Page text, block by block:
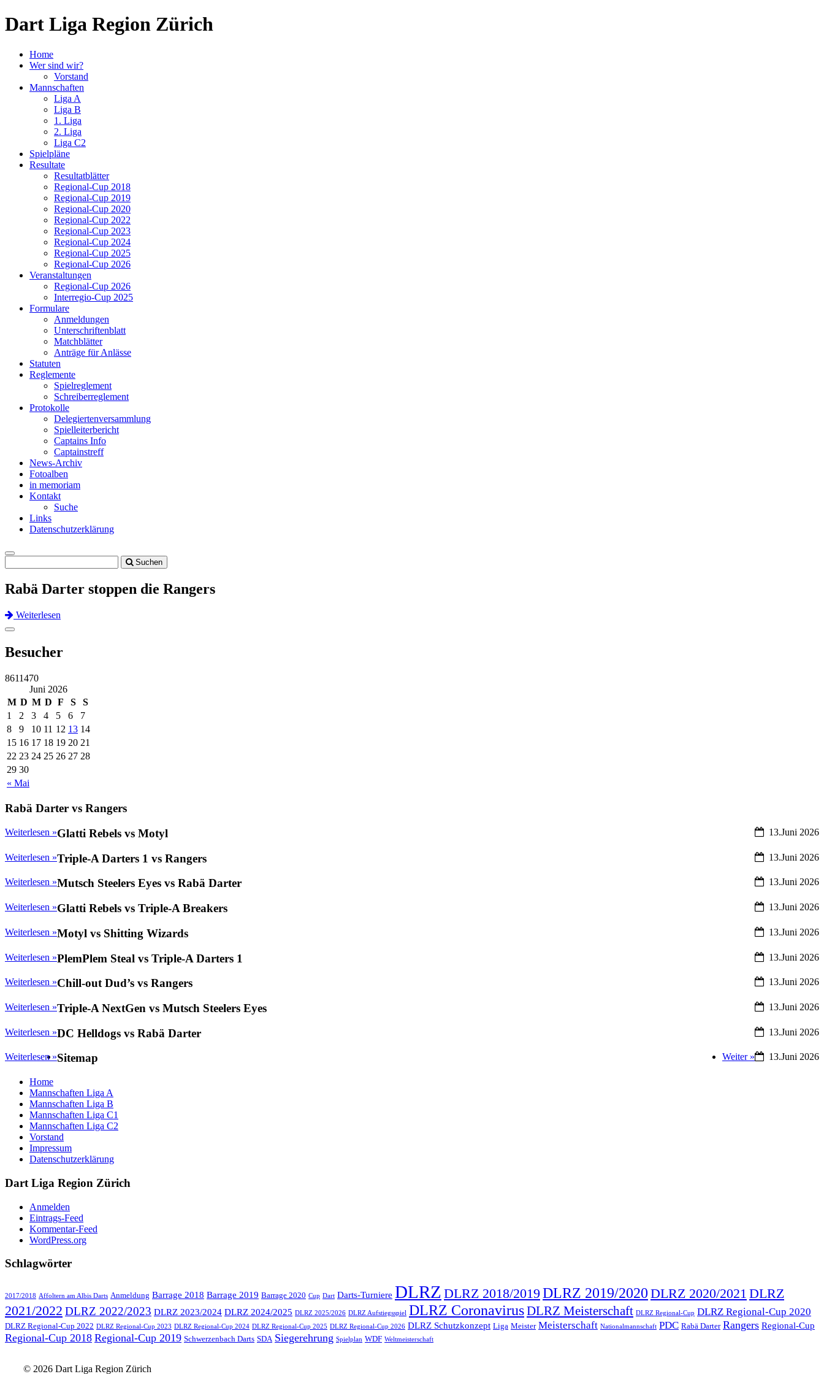
Dart Liga Region Zürich
Home
Wer sind wir?
Vorstand
Mannschaften
Liga A
Liga B
1. Liga
2. Liga
Liga C2
Spielpläne
Resultate
Resultatblätter
Regional-Cup 2018
Regional-Cup 2019
Regional-Cup 2020
Regional-Cup 2022
Regional-Cup 2023
Regional-Cup 2024
Regional-Cup 2025
Regional-Cup 2026
Veranstaltungen
Regional-Cup 2026
Interregio-Cup 2025
Formulare
Anmeldungen
Unterschriftenblatt
Matchblätter
Anträge für Anlässe
Statuten
Reglemente
Spielreglement
Schreiberreglement
Protokolle
Delegiertenversammlung
Spielleiterbericht
Captains Info
Captainstreff
News-Archiv
Fotoalben
in memoriam
Kontakt
Suche
Links
Datenschutzerklärung
Toggle
navigation
Suchen
Rabä Darter stoppen die Rangers
Weiterlesen
Previous
Next
Toggle
Besucher
8611470
Juni 2026
M D M D F S S
« Mai
1 2 3 4 5 6
7
8
9 10 11 12 13 14
15 16 17 18 19 20 21
22 23 24 25 26 27 28
29 30
Rabä Darter vs Rangers
Weiterlesen » 13.Juni 2026
Glatti Rebels vs Motyl
Weiterlesen » 13.Juni 2026
Triple-A Darters 1 vs Rangers
Weiterlesen » 13.Juni 2026
Mutsch Steelers Eyes vs Rabä Darter
Weiterlesen » 13.Juni 2026
Glatti Rebels vs Triple-A Breakers
Weiterlesen » 13.Juni 2026
Motyl vs Shitting Wizards
Weiterlesen » 13.Juni 2026
PlemPlem Steal vs Triple-A Darters 1
Weiterlesen » 13.Juni 2026
Chill-out Dud’s vs Rangers
Weiterlesen » 13.Juni 2026
Triple-A NextGen vs Mutsch Steelers Eyes
Weiterlesen » 13.Juni 2026
DC Helldogs vs Rabä Darter
Weiterlesen » 13.Juni 2026
Weiter »
Sitemap
Home
Mannschaften Liga A
Mannschaften Liga B
Mannschaften Liga C1
Mannschaften Liga C2
Vorstand
Impressum
Datenschutzerklärung
Dart Liga Region Zürich
Anmelden
Eintrags-Feed
Kommentar-Feed
WordPress.org
Schlagwörter
2017/2018 Affoltern am Albis Darts Anmeldung Barrage 2018 Barrage 2019 Barrage 2020 Cup Dart Darts-Turniere DLRZ DLRZ 2018/2019 DLRZ 2019/2020 DLRZ 2020/2021 DLRZ
2021/2022 DLRZ 2022/2023 DLRZ 2023/2024 DLRZ 2024/2025 DLRZ 2025/2026 DLRZ Aufstiegsspiel DLRZ CoronavirusDLRZ Meisterschaft DLRZ Regional-Cup DLRZ Regional-Cup 2020
DLRZ Regional-Cup 2022 DLRZ Regional-Cup 2023 DLRZ Regional-Cup 2024 DLRZ Regional-Cup 2025 DLRZ Regional-Cup 2026 DLRZ Schutzkonzept Liga Meister Meisterschaft Nationalmannschaft PDC Rabä Darter Rangers Regional-Cup
Regional-Cup 2018 Regional-Cup 2019 Schwerzenbach Darts SDA Siegerehrung Spielplan WDF Weltmeisterschaft
© 2026 Dart Liga Region Zürich